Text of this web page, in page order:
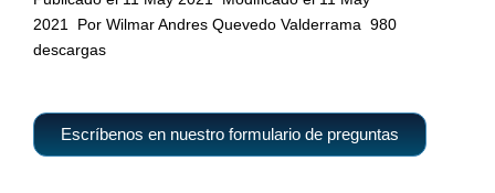
2021
Por Wilmar Andres Quevedo Valderrama 980
descargas
Escríbenos en nuestro formulario de preguntas